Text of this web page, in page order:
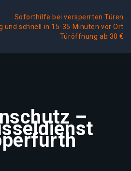
Soforthilfe bei versperrten Türen
und schnell in 15-35 Minuten vor Ort
Türöffnung ab 30 €
–